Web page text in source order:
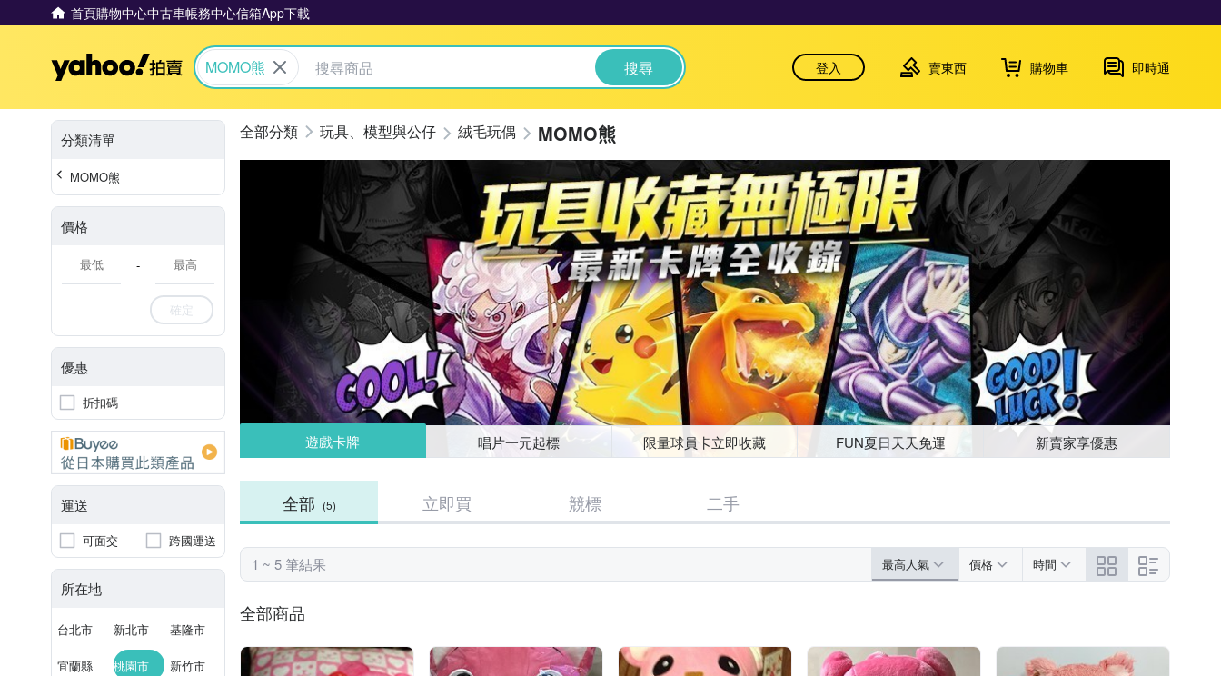
首頁購物中心中古車帳務中心信箱App下載
Yahoo拍賣
MOMO熊 搜尋 登入 賣東西 購物車 即時通
分類清單
MOMO熊
價格
-
確定
優惠
折扣碼
運送
可面交 跨國運送
所在地
台北市 新北市 基隆市
宜蘭縣 桃園市 新竹市
玩具、模型與公仔 絨毛玩偶 MOMO熊
遊戲卡牌 唱片一元起標 限量球員卡立即收藏 FUN夏日天天免運 新賣家享優惠
全部 (5) 立即買 競標 二手
1 ~ 5 筆結果 最高人氣 價格 時間
全部商品